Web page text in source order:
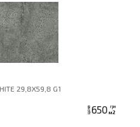
29,8X59,8 G1
цена 650 грн
м2